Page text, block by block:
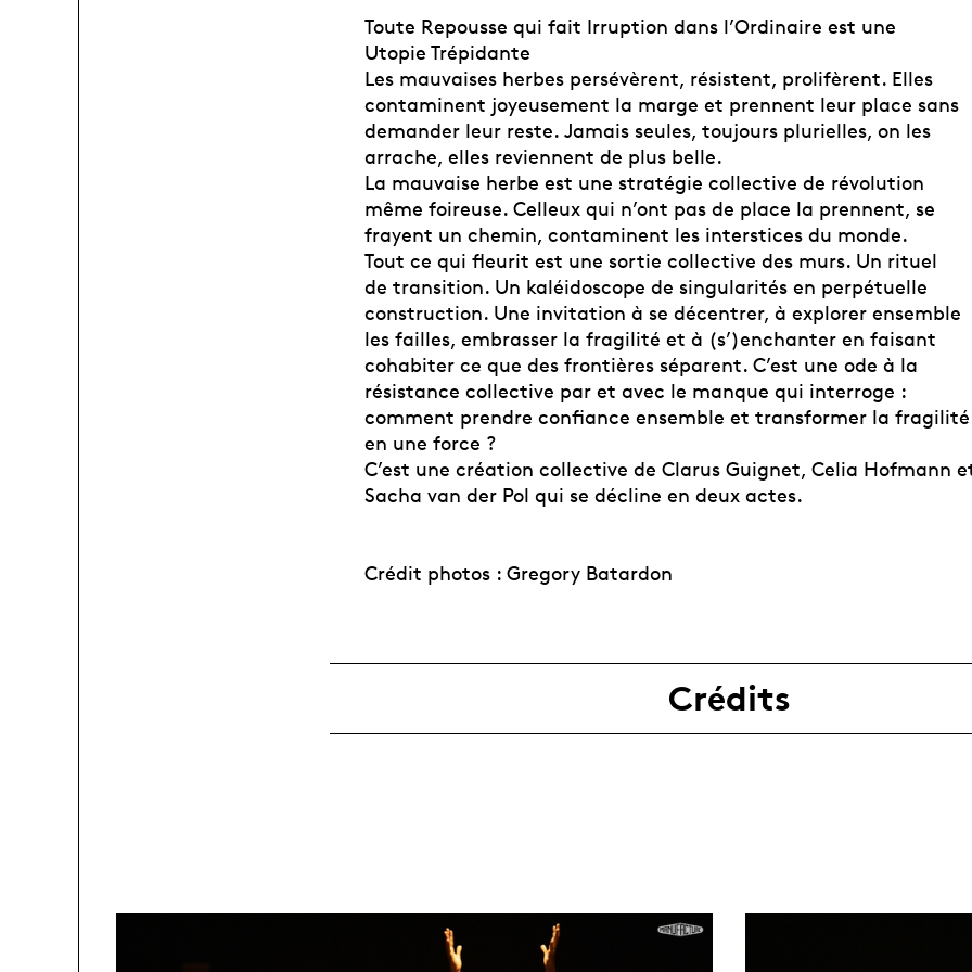
Toute Repousse qui fait Irruption dans l’Ordinaire est une
Utopie Trépidante
Les mauvaises herbes persévèrent, résistent, prolifèrent. Elles
contaminent joyeusement la marge et prennent leur place sans
demander leur reste. Jamais seules, toujours plurielles, on les
arrache, elles reviennent de plus belle.
La mauvaise herbe est une stratégie collective de révolution
même foireuse. Celleux qui n’ont pas de place la prennent, se
frayent un chemin, contaminent les interstices du monde.
Tout ce qui fleurit est une sortie collective des murs. Un rituel
de transition. Un kaléidoscope de singularités en perpétuelle
construction. Une invitation à se décentrer, à explorer ensemble
les failles, embrasser la fragilité et à (s’)enchanter en faisant
cohabiter ce que des frontières séparent. C’est une ode à la
résistance collective par et avec le manque qui interroge :
comment prendre confiance ensemble et transformer la fragilité
en une force ?
C’est une création collective de Clarus Guignet, Celia Hofmann
Sacha van der Pol qui se décline en deux actes.
Crédit photos : Gregory Batardon
Crédits